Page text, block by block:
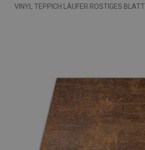
VINYL TEPPICH LÄUFER ROSTIGES BLATT